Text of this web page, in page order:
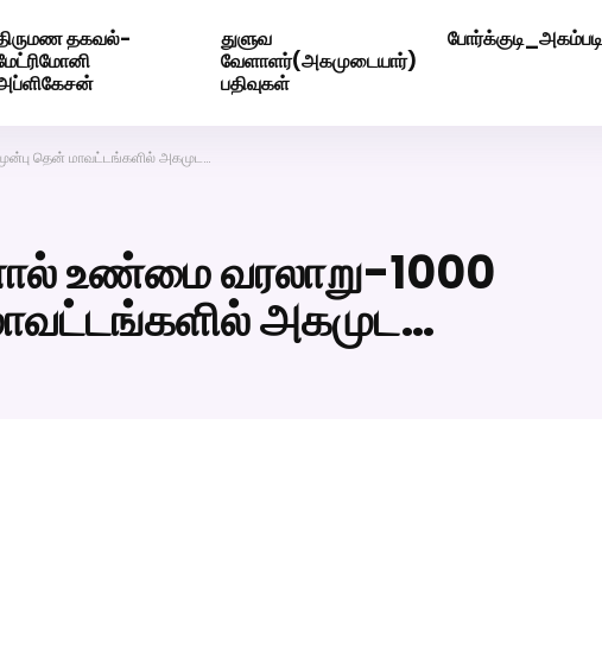
தகவல்-
துளுவ
வேளாளர்(அகமுடையார்)
பதிவுகள்
தென் மாவட்டங்களில் அகமுட…
உண்மை வரலாறு-1000
அகமுட…
பெண் வீட்டாருக்கு 100% இலவச திருமண சேவை! வாட்ஸப் எண்: